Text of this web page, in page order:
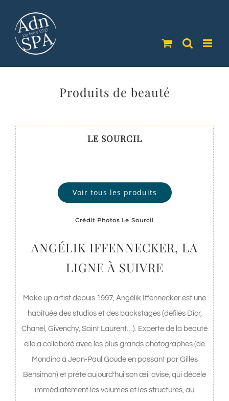
contenu
Produits de beauté
LE SOURCIL
Voir tous les produits
Crédit Photos Le Sourcil
ANGÉLIK IFFENNECKER, LA
LIGNE À SUIVRE
Make up artist depuis 1997, Angélik Iffennecker est une
habituée des studios et des backstages (défilés Dior,
Chanel, Givenchy, Saint Laurent…). Experte de la beauté
elle a collaboré avec les plus grands photographes (de
Mondino à Jean-Paul Goude en passant par Gilles
Bensimon) et prête aujourd’hui son œil avisé, qui décèle
immédiatement les volumes et les structures, au